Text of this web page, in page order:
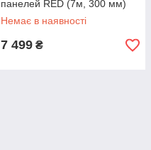
панелей RED (7м, 300 мм)
Немає в наявності
7 499 ₴